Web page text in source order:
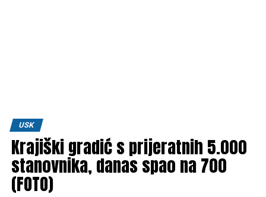
USK
Krajiški gradić s prijeratnih 5.000
stanovnika, danas spao na 700
(FOTO)